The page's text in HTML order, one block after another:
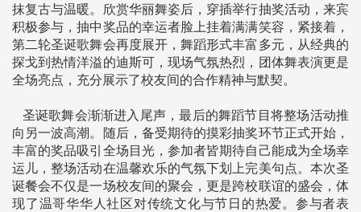
抹复古与温暖。欣赏华丽舞姿后，穿插举行抽奖活动，来宾
积极参与，抽中奖品的幸运者脸上挂着满满笑容，紧接着，
第二轮圣诞歌舞会再度展开，舞蹈形式丰富多元，从经典的
探戈到热情洋溢的迪斯可，现场气氛热烈，团体舞表演更是
全场亮点，充分展示了校友间的合作精神与默契。
圣诞歌舞会渐渐进入尾声，最后的舞蹈节目将整场活动推
向另一波高潮。随后，备受期待的摸彩抽奖环节正式开始，
丰富的奖品吸引全场目光，参加者皆期待自己能成为全场幸
运儿，整场活动在温馨欢乐的气氛下划上完美句点。本次圣
诞餐会不仅是一场校友间的聚会，更是跨校联谊的盛会，体
现了温哥华华人社区对传统文化与节日的热爱。参与者表